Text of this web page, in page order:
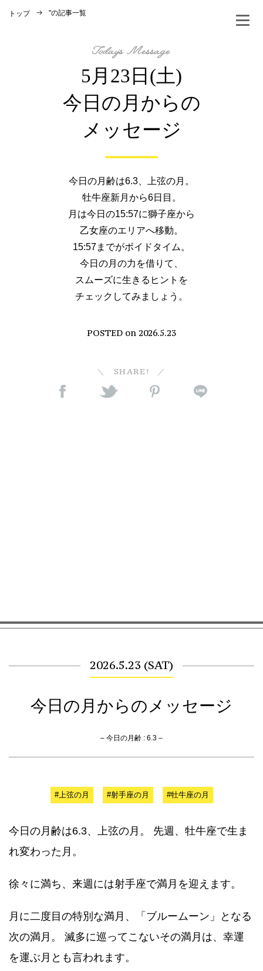
トップ "の記事一覧
5月23日(土)
今日の月からの
メッセージ
今日の月齢は6.3、上弦の月。
牡牛座新月から6日目。
月は今日の15:57に獅子座から
乙女座のエリアへ移動。
15:57までがボイドタイム。
今日の月の力を借りて、
スムーズに生きるヒントを
チェックしてみましょう。
POSTED on 2026.5.23
SHARE!
2026.5.23 (SAT)
今日の月からのメッセージ
– 今日の月齢 : 6.3 –
#上弦の月 #射手座の月 #牡牛座の月
今日の月齢は6.3、上弦の月。 先週、牡牛座で生ま
れ変わった月。
徐々に満ち、来週には射手座で満月を迎えます。
月に二度目の特別な満月、「ブルームーン」となる
次の満月。 滅多に巡ってこないその満月は、幸運
を運ぶ月とも言われます。